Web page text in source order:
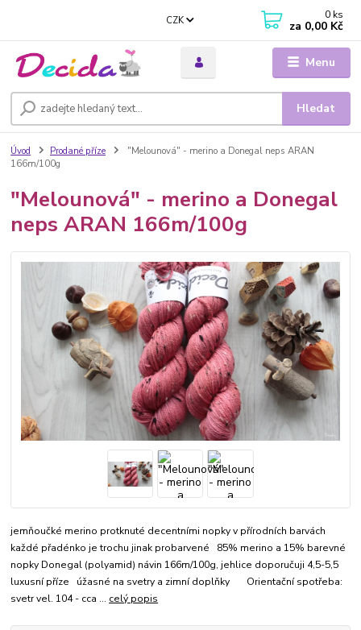
Menu
CZK
Hledat
0 ks
za 0,00 Kč
Úvod Prodané příze
"Melounová" - merino a Donegal neps ARAN
166m/100g
"Melounová" - merino a Donegal
neps ARAN 166m/100g
jemňoučké merino protknuté decentními nopky v přírodních barvách
každé přadénko je trochu jinak probarvené 85% merino a 15% barevné
nopky Donegal (polyamid) návin 166m/100g, jehlice doporučuji 4,5-5,5
luxusní příze úžasné na svetry a zimní doplňky Orientační spotřeba:
svetr vel. 104 - cca ... celý popis